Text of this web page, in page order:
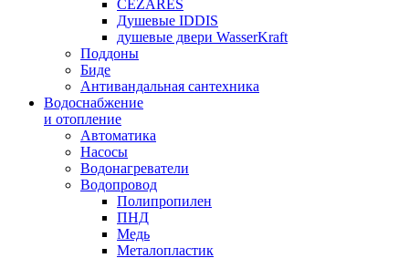
CEZARES
Душевые IDDIS
душевые двери WasserKraft
Поддоны
Биде
Антивандальная сантехника
Водоснабжение
и отопление
Автоматика
Насосы
Водонагреватели
Водопровод
Полипропилен
ПНД
Медь
Металопластик